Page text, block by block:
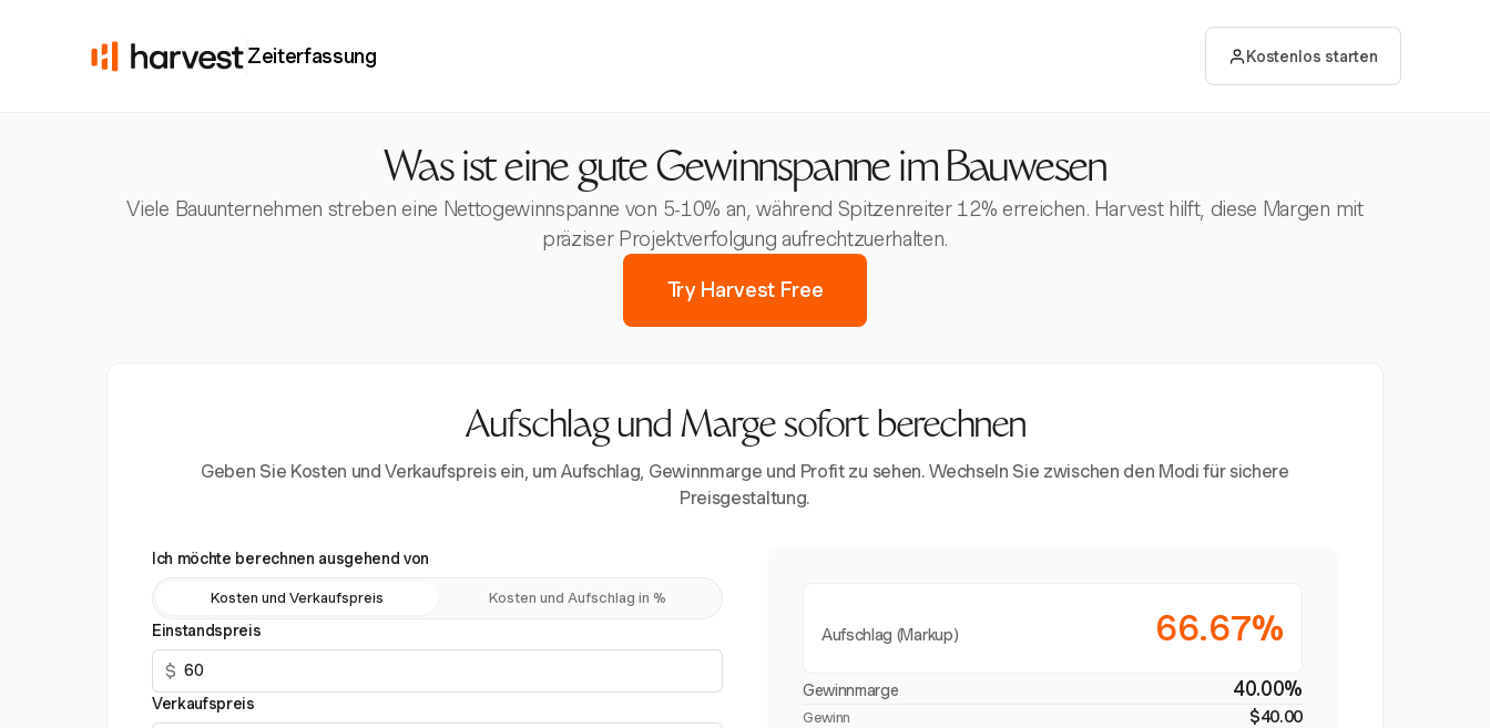
Zeiterfassung Kostenlos starten
Was ist eine gute Gewinnspanne im Bauwesen
Viele Bauunternehmen streben eine Nettogewinnspanne von 5-10% an, während Spitzenreiter 12% erreichen. Harvest hilft, diese Margen mit
präziser Projektverfolgung aufrechtzuerhalten.
Try Harvest Free
Aufschlag und Marge sofort berechnen
Geben Sie Kosten und Verkaufspreis ein, um Aufschlag, Gewinnmarge und Profit zu sehen. Wechseln Sie zwischen den Modi für sichere
Preisgestaltung.
Ich möchte berechnen ausgehend von
Kosten und Verkaufspreis Kosten und Aufschlag in %
Einstandspreis
$
Verkaufspreis
Aufschlag (Markup) 66.67%
Gewinnmarge 40.00%
Gewinn $40.00